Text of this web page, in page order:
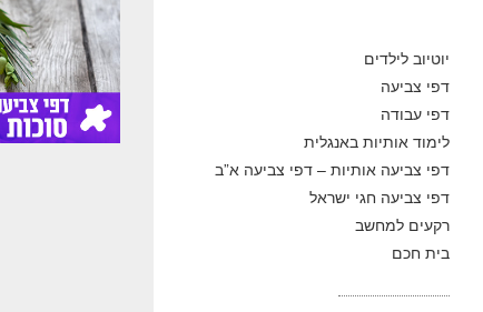
יוטיוב לילדים
דפי צביעה
דפי עבודה
לימוד אותיות באנגלית
דפי צביעה אותיות – דפי צביעה א”ב
דפי צביעה חגי ישראל
רקעים למחשב
בית חכם